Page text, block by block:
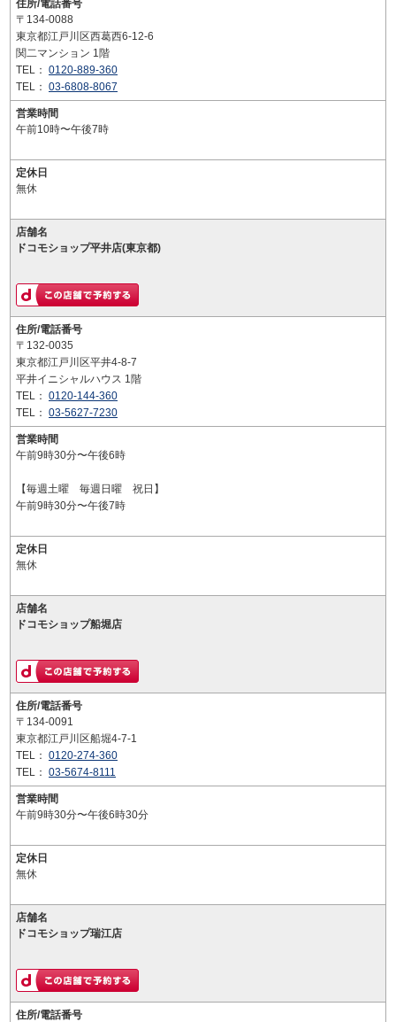
住所/電話番号
〒134-0088
東京都江戸川区西葛西6-12-6
関二マンション 1階
TEL： 0120-889-360
TEL： 03-6808-8067
営業時間
午前10時〜午後7時
定休日
無休
店舗名
ドコモショップ平井店(東京都)
住所/電話番号
〒132-0035
東京都江戸川区平井4-8-7
平井イニシャルハウス 1階
TEL： 0120-144-360
TEL： 03-5627-7230
営業時間
午前9時30分〜午後6時
【毎週土曜 毎週日曜 祝日】
午前9時30分〜午後7時
定休日
無休
店舗名
ドコモショップ船堀店
住所/電話番号
〒134-0091
東京都江戸川区船堀4-7-1
TEL： 0120-274-360
TEL： 03-5674-8111
営業時間
午前9時30分〜午後6時30分
定休日
無休
店舗名
ドコモショップ瑞江店
住所/電話番号